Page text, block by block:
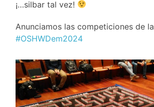
¡…silbar tal vez!
Anunciamos las competiciones de la
#OSHWDem2024